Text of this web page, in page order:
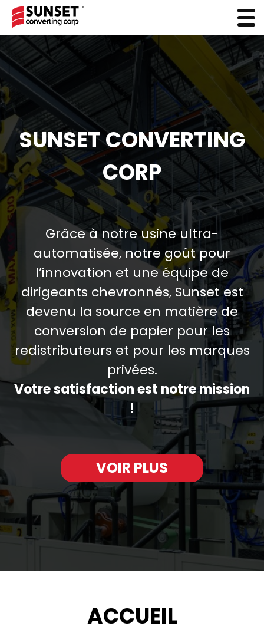
SUNSET CONVERTING
CORP
Grâce à notre usine ultra-
automatisée, notre goût pour
l’innovation et une équipe de
dirigeants chevronnés, Sunset est
devenu la source en matière de
conversion de papier pour les
redistributeurs et pour les marques
privées.
Votre satisfaction est notre mission
!
VOIR PLUS
ACCUEIL